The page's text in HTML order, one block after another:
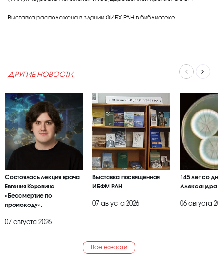
Выставка расположена в здании ФИБХ РАН в библиотеке.
ДРУГИЕ НОВОСТИ
Состоялась лекция врача
Евгения Коровина
«Бессмертие по
промокоду».
07 августа 2026
Выставка посвященная
ИБФМ РАН
07 августа 2026
145 лет со
Александра
06 августа
Все новости